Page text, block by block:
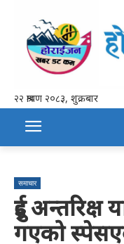
२२ श्रावण २०८३, शुक्रबार
समाचार
दुई अन्तरिक्ष
गएको